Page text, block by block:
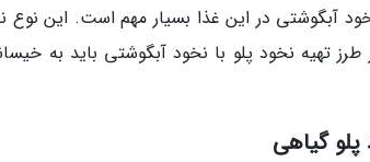
آبگوشتی در این غذا بسیار مهم است. این
تهیه نخود پلو با نخود آبگوشتی باید به
پلو گیاهی